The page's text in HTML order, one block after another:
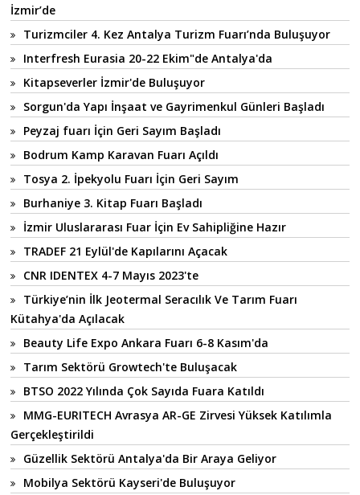
İzmir’de
Turizmciler 4. Kez Antalya Turizm Fuarı’nda Buluşuyor
Interfresh Eurasia 20-22 Ekim"de Antalya'da
Kitapseverler İzmir'de Buluşuyor
Sorgun'da Yapı İnşaat ve Gayrimenkul Günleri Başladı
Peyzaj fuarı İçin Geri Sayım Başladı
Bodrum Kamp Karavan Fuarı Açıldı
Tosya 2. İpekyolu Fuarı İçin Geri Sayım
Burhaniye 3. Kitap Fuarı Başladı
İzmir Uluslararası Fuar İçin Ev Sahipliğine Hazır
TRADEF 21 Eylül'de Kapılarını Açacak
CNR IDENTEX 4-7 Mayıs 2023'te
Türkiye’nin İlk Jeotermal Seracılık Ve Tarım Fuarı
Kütahya'da Açılacak
Beauty Life Expo Ankara Fuarı 6-8 Kasım'da
Tarım Sektörü Growtech'te Buluşacak
BTSO 2022 Yılında Çok Sayıda Fuara Katıldı
MMG-EURITECH Avrasya AR-GE Zirvesi Yüksek Katılımla
Gerçekleştirildi
Güzellik Sektörü Antalya'da Bir Araya Geliyor
Mobilya Sektörü Kayseri'de Buluşuyor